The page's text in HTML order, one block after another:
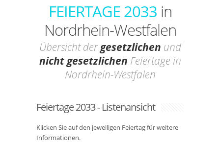
FEIERTAGE 2033 in
Nordrhein-Westfalen
Übersicht dergesetzlichen und
nicht gesetzlichen Feiertage in
Nordrhein-Westfalen
Feiertage 2033 - Listenansicht
Klicken Sie auf den jeweiligen Feiertag für weitere
Informationen.